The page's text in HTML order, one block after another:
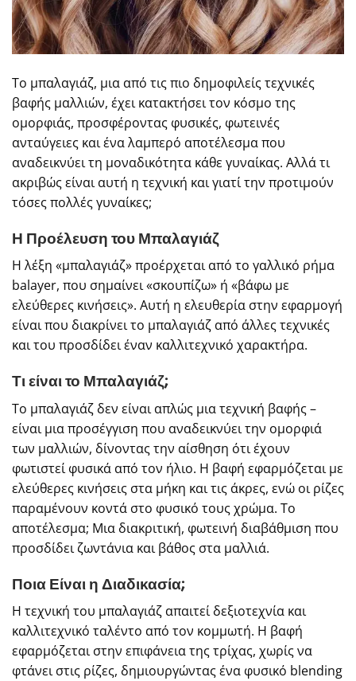
Το μπαλαγιάζ, μια από τις πιο δημοφιλείς τεχνικές
βαφής μαλλιών, έχει κατακτήσει τον κόσμο της
ομορφιάς, προσφέροντας φυσικές, φωτεινές
ανταύγειες και ένα λαμπερό αποτέλεσμα που
αναδεικνύει τη μοναδικότητα κάθε γυναίκας. Αλλά τι
ακριβώς είναι αυτή η τεχνική και γιατί την προτιμούν
τόσες πολλές γυναίκες;
Η Προέλευση του Μπαλαγιάζ
Η λέξη «μπαλαγιάζ» προέρχεται από το γαλλικό ρήμα
balayer, που σημαίνει «σκουπίζω» ή «βάφω με
ελεύθερες κινήσεις». Αυτή η ελευθερία στην εφαρμογή
είναι που διακρίνει το μπαλαγιάζ από άλλες τεχνικές
και του προσδίδει έναν καλλιτεχνικό χαρακτήρα.
Τι είναι το Μπαλαγιάζ;
Το μπαλαγιάζ δεν είναι απλώς μια τεχνική βαφής –
είναι μια προσέγγιση που αναδεικνύει την ομορφιά
των μαλλιών, δίνοντας την αίσθηση ότι έχουν
φωτιστεί φυσικά από τον ήλιο. Η βαφή εφαρμόζεται με
ελεύθερες κινήσεις στα μήκη και τις άκρες, ενώ οι ρίζες
παραμένουν κοντά στο φυσικό τους χρώμα. Το
αποτέλεσμα; Μια διακριτική, φωτεινή διαβάθμιση που
προσδίδει ζωντάνια και βάθος στα μαλλιά.
Ποια Είναι η Διαδικασία;
Η τεχνική του μπαλαγιάζ απαιτεί δεξιοτεχνία και
καλλιτεχνικό ταλέντο από τον κομμωτή. Η βαφή
εφαρμόζεται στην επιφάνεια της τρίχας, χωρίς να
φτάνει στις ρίζες, δημιουργώντας ένα φυσικό blending